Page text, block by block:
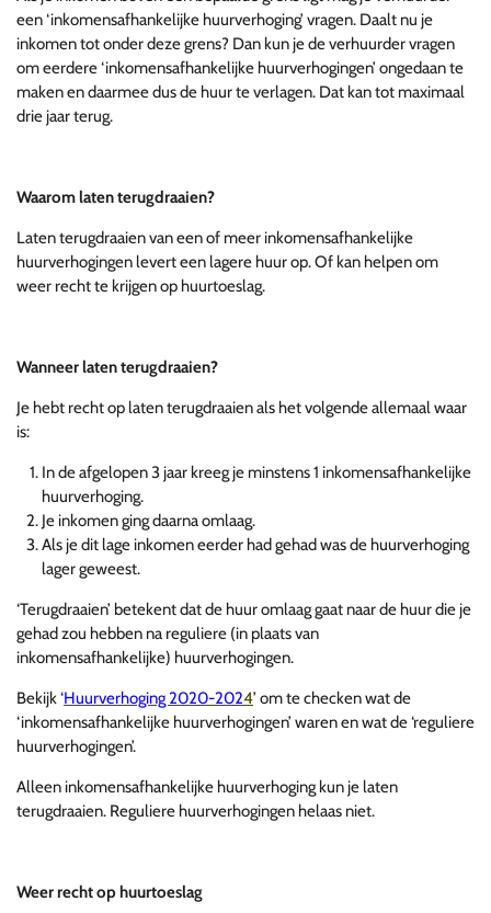
een ‘inkomensafhankelijke huurverhoging’ vragen. Daalt nu je
inkomen tot onder deze grens? Dan kun je de verhuurder vragen
om eerdere ‘inkomensafhankelijke huurverhogingen’ ongedaan te
maken en daarmee dus de huur te verlagen. Dat kan tot maximaal
drie jaar terug.
Waarom laten terugdraaien?
Laten terugdraaien van een of meer inkomensafhankelijke
huurverhogingen levert een lagere huur op. Of kan helpen om
weer recht te krijgen op huurtoeslag.
Wanneer laten terugdraaien?
Je hebt recht op laten terugdraaien als het volgende allemaal waar
is:
In de afgelopen 3 jaar kreeg je minstens 1 inkomensafhankelijke
huurverhoging.
Je inkomen ging daarna omlaag.
Als je dit lage inkomen eerder had gehad was de huurverhoging
lager geweest.
‘Terugdraaien’ betekent dat de huur omlaag gaat naar de huur die je
gehad zou hebben na reguliere (in plaats van
inkomensafhankelijke) huurverhogingen.
Bekijk‘Huurverhoging 2020-2024’ om te checken wat de
‘inkomensafhankelijke huurverhogingen’ waren en wat de ‘reguliere
huurverhogingen’.
Alleen inkomensafhankelijke huurverhoging kun je laten
terugdraaien. Reguliere huurverhogingen helaas niet.
Weer recht op huurtoeslag